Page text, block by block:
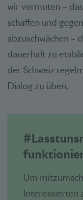
wir vermuten –
schaffen und
abzuschwächen –
dauerhaft zu
der Schweiz
Dialog zu üben.
Um
Interessierten